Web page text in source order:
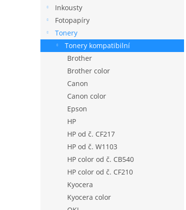
p
Inkousty
Fotopapíry
Tonery
Tonery kompatibilní
Brother
Brother color
Canon
Canon color
Epson
HP
HP od č. CF217
HP od č. W1103
HP color od č. CB540
HP color od č. CF210
Kyocera
Kyocera color